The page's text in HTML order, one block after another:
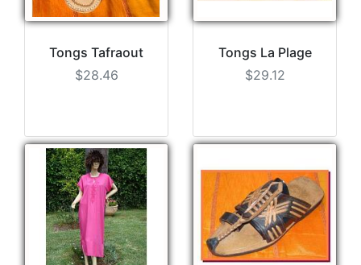
Tongs Tafraout
$28.46
Tongs La Plage
$29.12